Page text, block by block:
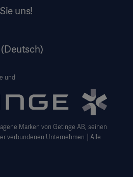
Nutzung
uns!
und
Marken von Getinge AB, seinen
verbundenen Unternehmen │Alle